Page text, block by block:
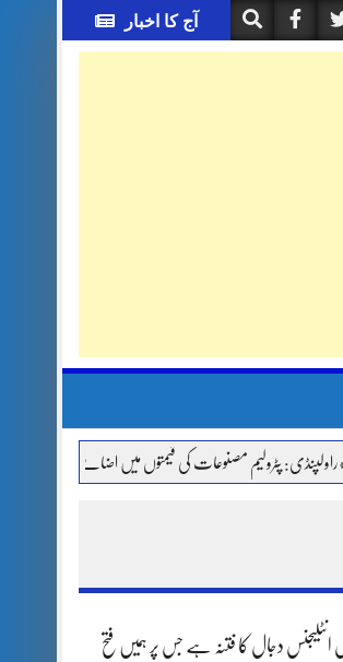
آج کا اخبار
پٹرولیم مصنوعات کی قیمتوں میں اضافے اور مہنگائی کے
انٹلیجنس دجال کا فتنہ ہے جس پر ہمیں فتح